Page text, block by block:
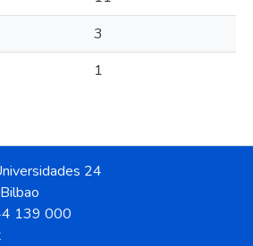
3
1
24
139 000